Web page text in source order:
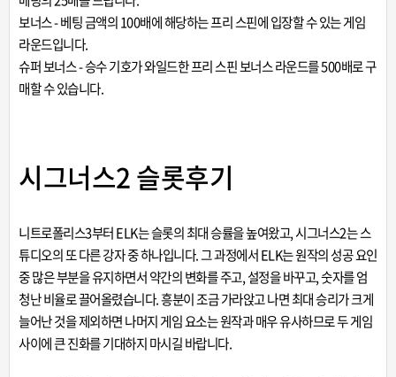
보너스 - 베팅 금액의 100배에 해당하는 프리 스핀에 입장할 수 있는 게임
라운드입니다.
슈퍼 보너스 - 승수 기호가 와일드한 프리 스핀 보너스 라운드를 500배로 구
매할 수 있습니다.
시그너스2 슬롯후기
니트로폴리스3부터 ELK는 슬롯의 최대 승률을 높여왔고, 시그너스2는 스
튜디오의 또 다른 강자 중 하나입니다. 그 과정에서 ELK는 원작의 성공 요인
중 많은 부분을 유지하면서 약간의 변화를 주고, 설정을 바꾸고, 숫자를 엄
청난 비율로 끌어올렸습니다. 흥분이 조금 가라앉고 나면 최대 승리가 크게
늘어난 것을 제외하면 나머지 게임 요소는 원작과 매우 유사하므로 두 게임
사이에 큰 진화를 기대하지 마시길 바랍니다.